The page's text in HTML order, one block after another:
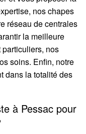
nos chapes
réseau de centrales
la meilleure
nos
soins. Enfin, notre
dans la totalité des
à Pessac pour